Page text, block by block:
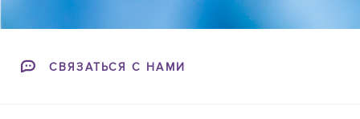
СВЯЗАТЬСЯ С НАМИ